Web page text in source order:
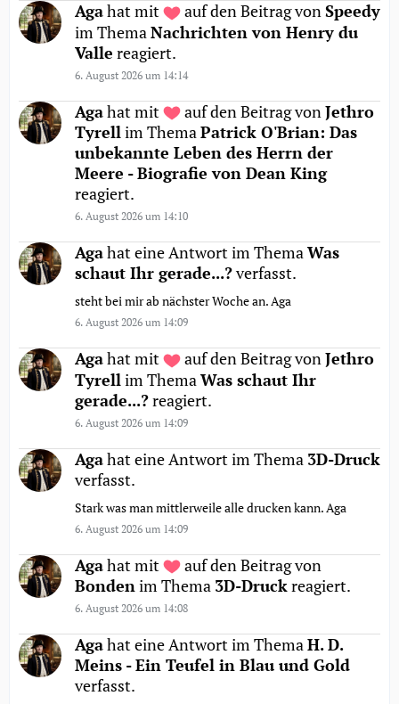
Agahat mit auf den Beitrag vonSpeedy
im Thema Nachrichten von Henry du
Valle reagiert.
6. August 2026 um 14:14
Agahat mit auf den Beitrag von Jethro
Tyrellim ThemaPatrick O'Brian: Das
unbekannte Leben des Herrn der
Meere - Biografie von Dean King
reagiert.
6. August 2026 um 14:10
Agahat eine Antwort im ThemaWas
schaut Ihr gerade...?verfasst.
steht bei mir ab nächster Woche an. Aga
6. August 2026 um 14:09
Agahat mit auf den Beitrag vonJethro
Tyrell im Thema Was schaut Ihr
gerade...?reagiert.
6. August 2026 um 14:09
Agahat eine Antwort im Thema 3D-Druck
verfasst.
Stark was man mittlerweile alle drucken kann. Aga
6. August 2026 um 14:09
Agahat mit
auf den Beitrag von
Bondenim Thema 3D-Druckreagiert.
6. August 2026 um 14:08
Agahat eine Antwort im ThemaH. D.
Meins - Ein Teufel in Blau und Gold
verfasst.